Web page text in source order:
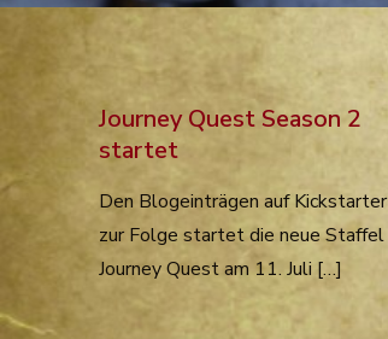
Journey Quest Season 2
startet
Den Blogeinträgen auf Kickstarter
zur Folge startet die neue Staffel
Journey Quest am 11. Juli […]